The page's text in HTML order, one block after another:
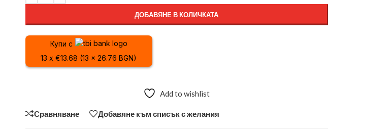
ДОБАВЯНЕ В КОЛИЧКАТА
Купи с
13 x €13.68 (13 x 26.76 BGN)
Add to wishlist
Сравняване Добавяне към списък с желания